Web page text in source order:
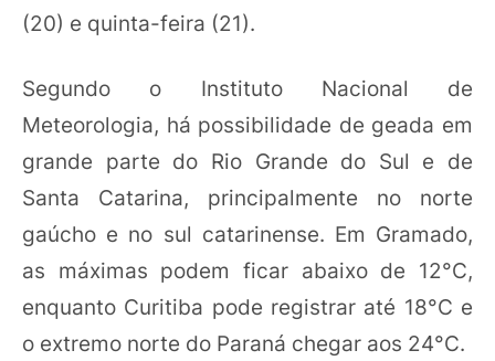
(20) e quinta-feira (21).
Segundo o Instituto Nacional de
Meteorologia, há possibilidade de geada em
grande parte do Rio Grande do Sul e de
Santa Catarina, principalmente no norte
gaúcho e no sul catarinense. Em Gramado,
as máximas podem ficar abaixo de 12°C,
enquanto Curitiba pode registrar até 18°C e
o extremo norte do Paraná chegar aos 24°C.